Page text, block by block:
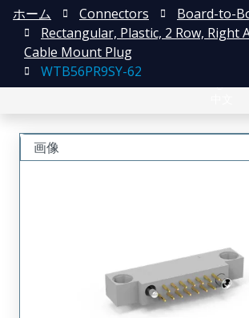
ホーム Connectors
Board-to-
Rectangular, Plastic, 2 Row, Right
Cable Mount Plug
WTB56PR9SY-62
画像